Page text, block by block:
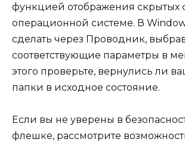
функцией отображения скрытых
операционной системе. В
сделать через Проводник,
соответствующие параметры в
этого проверьте, вернулись ли
папки в исходное состояние.
Если вы не уверены в
флешке, рассмотрите